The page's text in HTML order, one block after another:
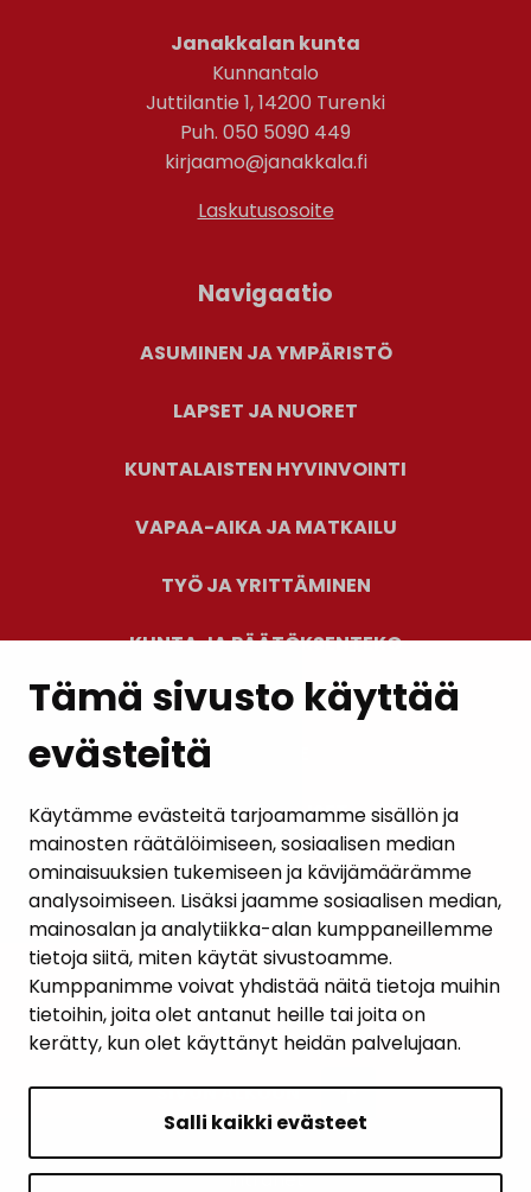
Tämä sivusto käyttää
evästeitä
Käytämme evästeitä tarjoamamme sisällön ja
mainosten räätälöimiseen, sosiaalisen median
ominaisuuksien tukemiseen ja kävijämäärämme
analysoimiseen. Lisäksi jaamme sosiaalisen median,
mainosalan ja analytiikka-alan kumppaneillemme
tietoja siitä, miten käytät sivustoamme.
Kumppanimme voivat yhdistää näitä tietoja muihin
tietoihin, joita olet antanut heille tai joita on
kerätty, kun olet käyttänyt heidän palvelujaan.
Salli kaikki evästeet
Janakkalan kunta
Kunnantalo
Juttilantie 1, 14200 Turenki
Puh. 050 5090 449
kirjaamo@janakkala.fi
Laskutusosoite
Navigaatio
ASUMINEN JA YMPÄRISTÖ
LAPSET JA NUORET
KUNTALAISTEN HYVINVOINTI
VAPAA-AIKA JA MATKAILU
TYÖ JA YRITTÄMINEN
KUNTA JA PÄÄTÖKSENTEKO
AJANKOHTAISET
YHTEYSTIEDOT
KARTTAPALVELU
SIVUN ALKUUN
Intranet